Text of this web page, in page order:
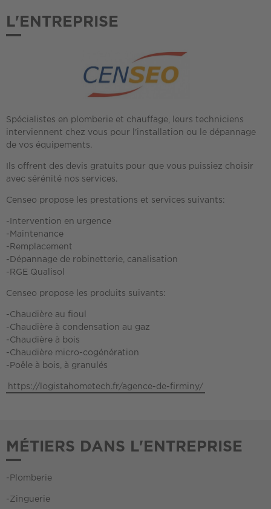
L'ENTREPRISE
Spécialistes en plomberie et chauffage, leurs techniciens
interviennent chez vous pour l'installation ou le dépannage
de vos équipements.
Ils offrent des devis gratuits pour que vous puissiez choisir
avec sérénité nos services.
Censeo propose les prestations et services suivants:
-Intervention en urgence
-Maintenance
-Remplacement
-Dépannage de robinetterie, canalisation
-RGE Qualisol
Censeo propose les produits suivants:
-Chaudière au fioul
-Chaudière à condensation au gaz
-Chaudière à bois
-Chaudière micro-cogénération
-Poêle à bois, à granulés
https://logistahometech.fr/agence-de-firminy/
MÉTIERS DANS L'ENTREPRISE
-Plomberie
-Zinguerie